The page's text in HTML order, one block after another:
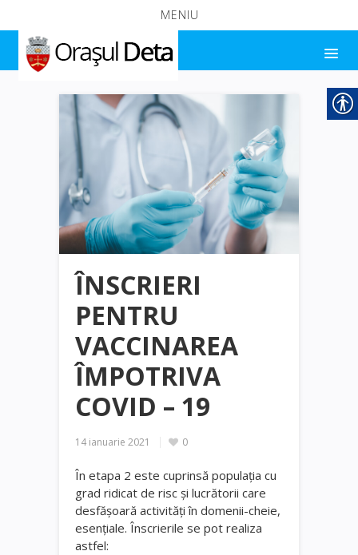
MENIU
ÎNSCRIERI
PENTRU
VACCINAREA
ÎMPOTRIVA
COVID – 19
14 ianuarie 2021 0
În etapa 2 este cuprinsă populația cu
grad ridicat de risc și lucrătorii care
desfășoară activități în domenii-cheie,
esențiale. Înscrierile se pot realiza
astfel: